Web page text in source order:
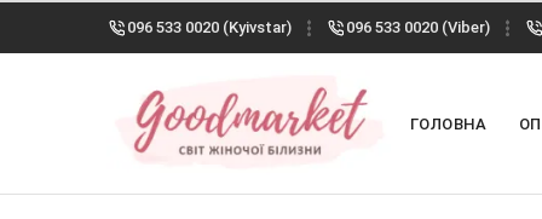
096 533 0020 (Kyivstar) 096 533 0020 (Viber)
ГОЛОВНА